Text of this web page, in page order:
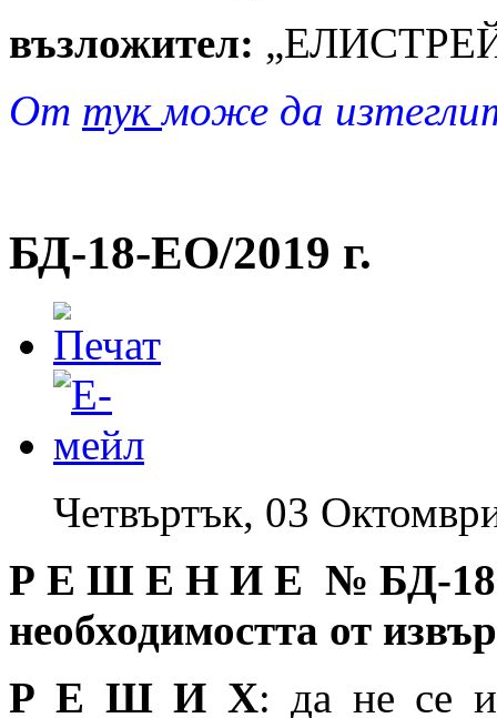
възложител:
От тукможе да
БД-18-EO/2019 г.
Четвъртък, 03
Р Е Ш Е Н И Е № БД-
необходимостта от
Р Е Ш И Х: да не се